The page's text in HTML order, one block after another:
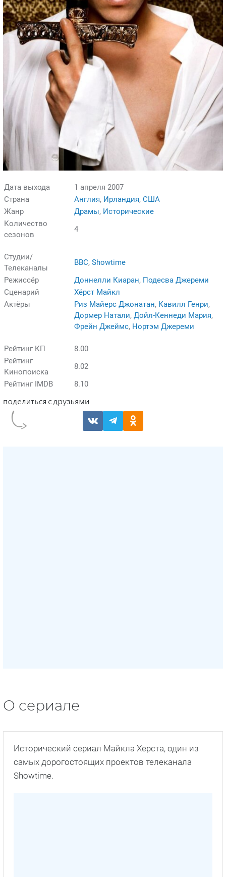
Дата выхода
1 апреля 2007
Страна
Англия, Ирландия, США
Жанр
Драмы, Исторические
Количество
сезонов
4
Студии/
Телеканалы
BBC, Showtime
Режиссёр
Доннелли Киаран, Подесва Джереми
Сценарий
Хёрст Майкл
Актёры
Риз Майерс Джонатан, Кавилл Генри,
Дормер Натали, Дойл-Кеннеди Мария,
Фрейн Джеймс, Нортэм Джереми
Рейтинг КП
8.00
Рейтинг
Кинопоиска
8.02
Рейтинг IMDB
8.10
О сериале
Исторический сериал Майкла Херста, один из
самых дорогостоящих проектов телеканала
Showtime.